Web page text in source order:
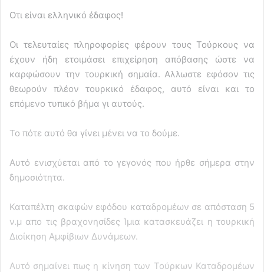
Οτι είναι ελληνικό έδαφος!
Οι τελευταίες πληροφορίες φέρουν τους Τούρκους να
έχουν ήδη ετοιμάσει επιχείρηση απόβασης ώστε να
καρφώσουν την τουρκική σημαία. Αλλωστε εφόσον τις
θεωρούν πλέον τουρκικό έδαφος, αυτό είναι και το
επόμενο τυπικό βήμα γι αυτούς.
Το πότε αυτό θα γίνει μένει να το δούμε.
Αυτό ενισχύεται από το γεγονός που ήρθε σήμερα στην
δημοσιότητα.
Καταπέλτη σκαφών εφόδου καταδρομέων σε απόσταση 5
ν.μ απο τις βραχονησίδες Ίμια κατασκευάζει η τουρκική
Διοίκηση Αμφίβιων Δυνάμεων.
Αυτό σημαίνει πως η κίνηση των Τούρκων Καταδρομέων